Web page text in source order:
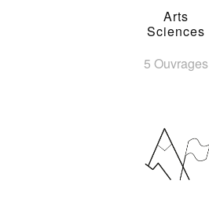
Arts
Sciences
5 Ouvrages